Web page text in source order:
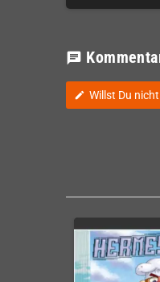
chat
edit Willst Du